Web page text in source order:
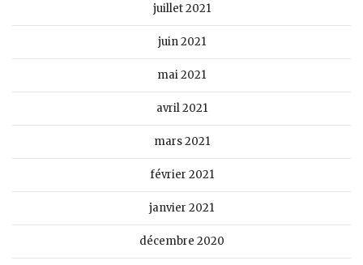
juillet 2021
juin 2021
mai 2021
avril 2021
mars 2021
février 2021
janvier 2021
décembre 2020